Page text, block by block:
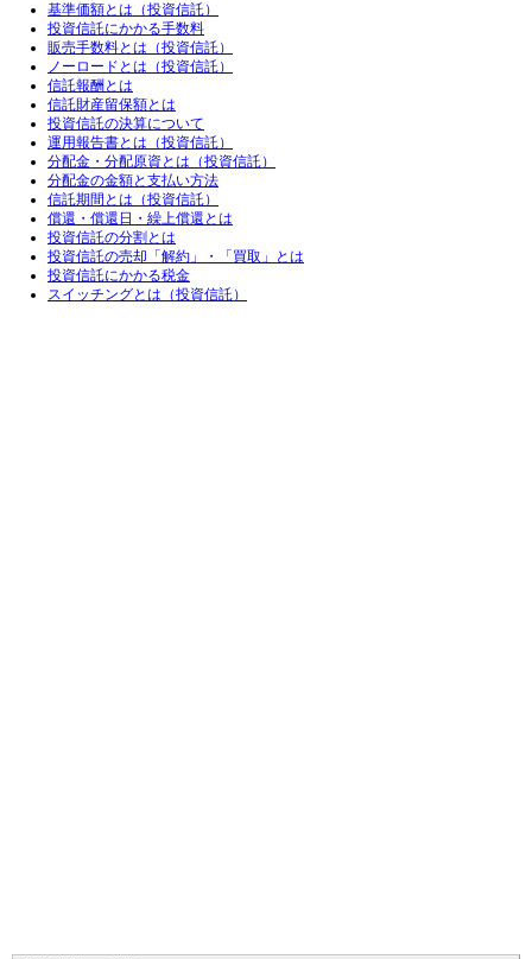
基準価額とは（投資信託）
投資信託にかかる手数料
販売手数料とは（投資信託）
ノーロードとは（投資信託）
信託報酬とは
信託財産留保額とは
投資信託の決算について
運用報告書とは（投資信託）
分配金・分配原資とは（投資信託）
分配金の金額と支払い方法
信託期間とは（投資信託）
償還・償還日・繰上償還とは
投資信託の分割とは
投資信託の売却「解約」・「買取」とは
投資信託にかかる税金
スイッチングとは（投資信託）